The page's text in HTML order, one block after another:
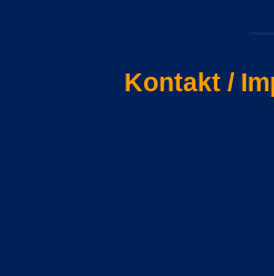
Kontakt /